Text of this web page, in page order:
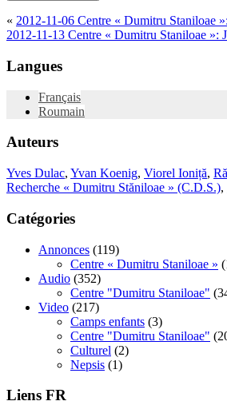
« 2012-11-06 Centre « Dumitru Staniloae
2012-11-13 Centre « Dumitru Staniloae
Langues
Français
Roumain
Auteurs
Yves Dulac, Yvan Koenig, Viorel Ioniță,
Recherche « Dumitru Stăniloae » (C.D.S.),
Catégories
Annonces (119)
Centre « Dumitru Staniloae »
Audio (352)
Centre "Dumitru Staniloae"
Video (217)
Camps enfants (3)
Centre "Dumitru Staniloae"
Culturel (2)
Nepsis (1)
Liens FR